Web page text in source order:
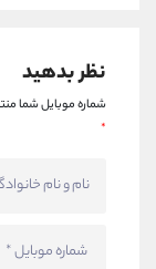
نظر بدهید
شماره موبایل شما
*